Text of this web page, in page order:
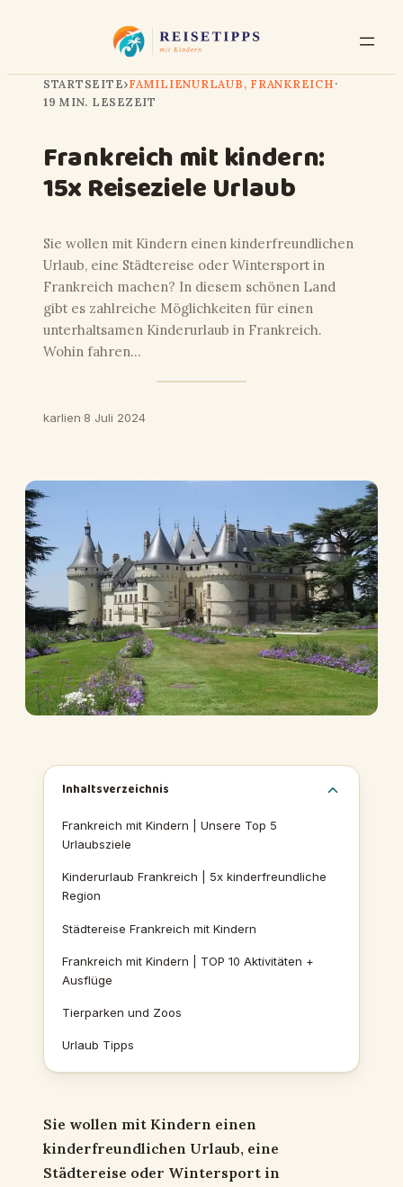
STARTSEITE›FAMILIENURLAUB, FRANKREICH·
19 MIN. LESEZEIT
Frankreich mit kindern:
15x Reiseziele Urlaub
Sie wollen mit Kindern einen kinderfreundlichen
Urlaub, eine Städtereise oder Wintersport in
Frankreich machen? In diesem schönen Land
gibt es zahlreiche Möglichkeiten für einen
unterhaltsamen Kinderurlaub in Frankreich.
Wohin fahren…
karlien·8 Juli 2024
Inhaltsverzeichnis
Frankreich mit Kindern | Unsere Top 5
Urlaubsziele
Kinderurlaub Frankreich | 5x kinderfreundliche
Region
Städtereise Frankreich mit Kindern
Frankreich mit Kindern | TOP 10 Aktivitäten +
Ausflüge
Tierparken und Zoos
Urlaub Tipps
Sie wollen mit Kindern einen
kinderfreundlichen Urlaub, eine
Städtereise oder Wintersport in